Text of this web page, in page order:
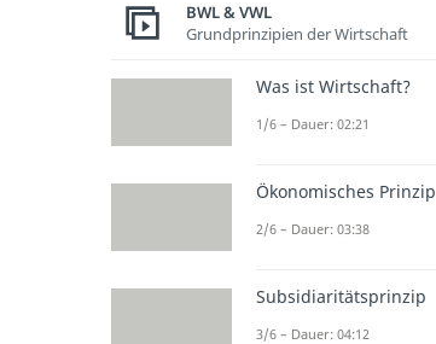
BWL & VWL
Grundprinzipien der Wirtschaft
Was ist Wirtschaft?
1/6 – Dauer: 02:21
Ökonomisches Prinzip
2/6 – Dauer: 03:38
Subsidiaritätsprinzip
3/6 – Dauer: 04:12